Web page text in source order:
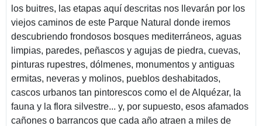
los buitres, las etapas aquí descritas nos llevarán por los
viejos caminos de este Parque Natural donde iremos
descubriendo frondosos bosques mediterráneos, aguas
limpias, paredes, peñascos y agujas de piedra, cuevas,
pinturas rupestres, dólmenes, monumentos y antiguas
ermitas, neveras y molinos, pueblos deshabitados,
cascos urbanos tan pintorescos como el de Alquézar, la
fauna y la flora silvestre... y, por supuesto, esos afamados
cañones o barrancos que cada año atraen a miles de